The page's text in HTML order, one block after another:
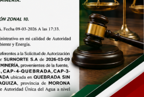
un programa académico
únicamente generar
directamente en el
y aportar soluciones que
y el desarrollo